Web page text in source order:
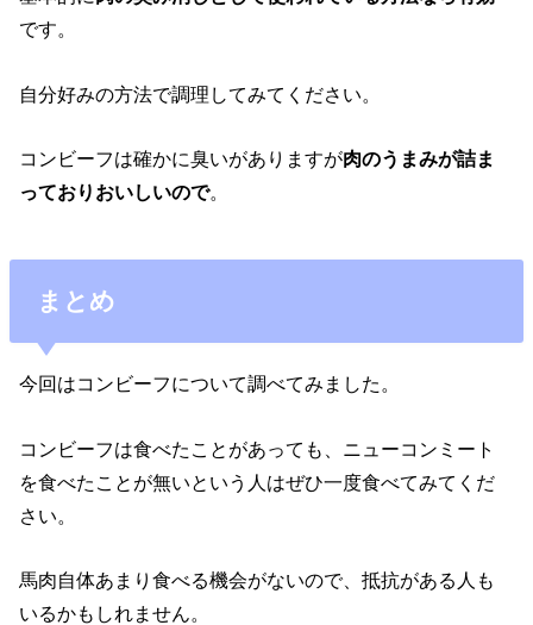
です。
自分好みの方法で調理してみてください。
コンビーフは確かに臭いがありますが肉のうまみが詰ま
っておりおいしいので。
まとめ
今回はコンビーフについて調べてみました。
コンビーフは食べたことがあっても、ニューコンミート
を食べたことが無いという人はぜひ一度食べてみてくだ
さい。
馬肉自体あまり食べる機会がないので、抵抗がある人も
いるかもしれません。